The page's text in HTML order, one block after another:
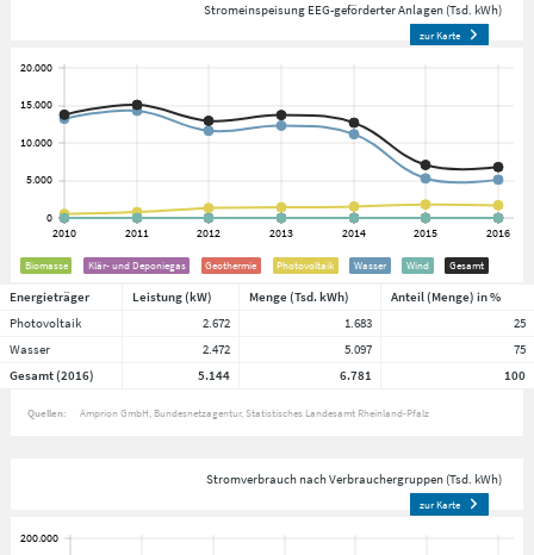
Stromeinspeisung EEG-geförderter Anlagen (Tsd. kWh)
zur Karte
Biomasse Klär- und Deponiegas Geothermie Photovoltaik Wasser Wind Gesamt
Energieträger Leistung (kW) Menge (Tsd. kWh)
Anteil (Menge) in %
Photovoltaik
2.672 1.683
25
Wasser
2.472 5.097
75
Gesamt (2016)
5.144 6.781 100
Quellen: Amprion GmbH Bundesnetzagentur Statistisches Landesamt Rheinland-Pfalz
Stromverbrauch nach Verbrauchergruppen (Tsd. kWh)
zur Karte